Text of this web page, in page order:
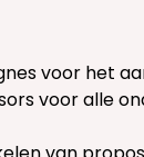
voor het
voor alle